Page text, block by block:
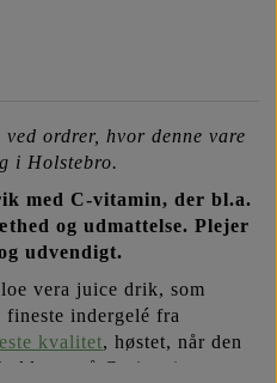
ordrer, hvor denne vare
i Holstebro.
med C-vitamin, der bl.a.
og udmattelse. Plejer
udvendigt.
vera juice drik, som
indergelé fra
kvalitet, høstet, når den
også C-vitamin og